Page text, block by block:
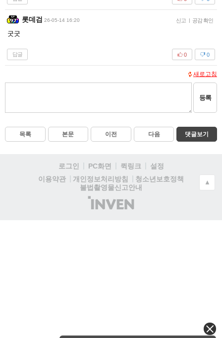
롯데검 26-05-14 16:20 신고 | 공감 확인
굿굿
답글 0
0
새로고침
등록
목록 본문 이전 다음 댓글보기
로그인 PC화면 퀵링크
설정
이용약관
개인정보처리방침
청소년보호정책
불법촬영물신고안내
(주)
인
▲